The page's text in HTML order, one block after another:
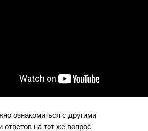
ознакомиться с другими
ответов на тот же вопрос